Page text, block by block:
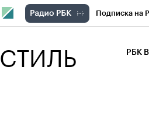
Подписка на
СТИЛЬ РБК